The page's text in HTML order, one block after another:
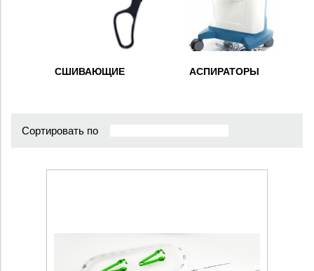
СШИВАЮЩИЕ АСПИРАТОРЫ
Сортировать по